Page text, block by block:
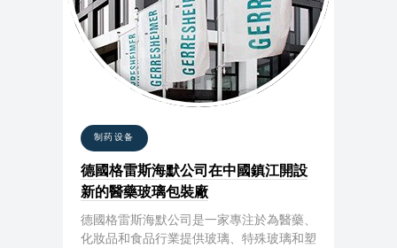
制药设备
德國格雷斯海默公司在中國鎮江開設
新的醫藥玻璃包裝廠
德國格雷斯海默公司是一家專注於為醫藥、
化妝品和食品行業提供玻璃、特殊玻璃和塑